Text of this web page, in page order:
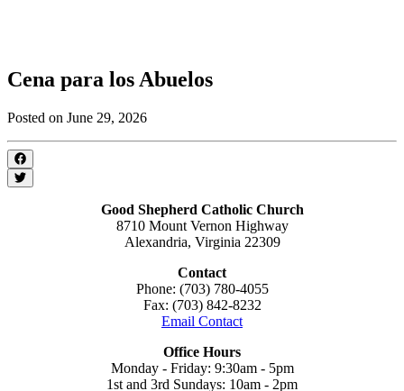
Cena para los Abuelos
Posted on June 29, 2026
Good Shepherd Catholic Church
8710 Mount Vernon Highway
Alexandria, Virginia 22309
Contact
Phone: (703) 780-4055
Fax: (703) 842-8232
Email Contact
Office Hours
Monday - Friday: 9:30am - 5pm
1st and 3rd Sundays: 10am - 2pm